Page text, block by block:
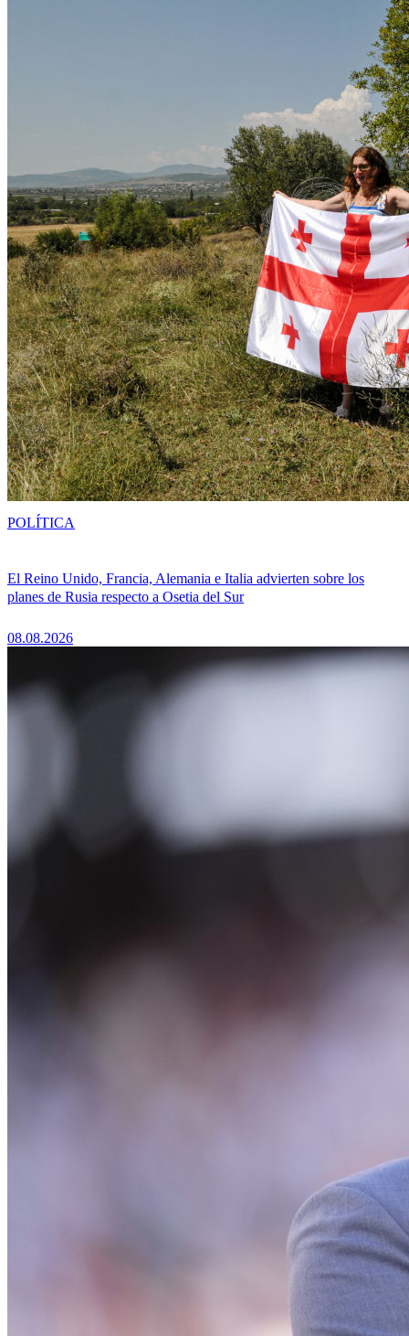
El Reino Unido, Francia, Alemania e Italia advierten sobre los
planes de Rusia respecto a Osetia del Sur
08.08.2026
POLÍTICA